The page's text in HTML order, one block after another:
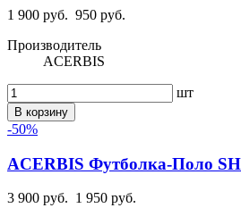
1 900 руб. 950 руб.
Производитель
ACERBIS
шт
В корзину
-50%
ACERBIS Футболка-Поло
3 900 руб. 1 950 руб.